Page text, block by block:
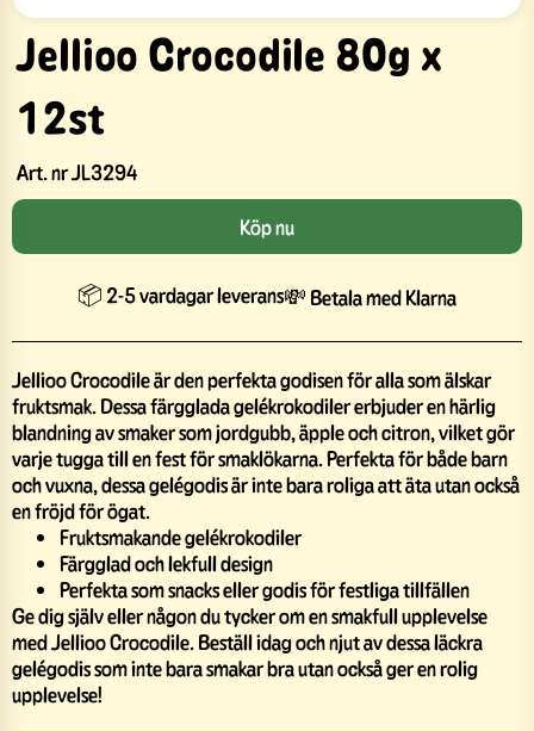
Jellioo Crocodile 80g x
12st
Art. nrJL3294
Köp nu
📦 2-5 vardagar leverans💸 Betala med Klarna
Jellioo Crocodile är den perfekta godisen för alla som älskar
fruktsmak. Dessa färgglada gelékrokodiler erbjuder en härlig
blandning av smaker som jordgubb, äpple och citron, vilket gör
varje tugga till en fest för smaklökarna. Perfekta för både barn
och vuxna, dessa gelégodis är inte bara roliga att äta utan också
en fröjd för ögat.
Fruktsmakande gelékrokodiler
Färgglad och lekfull design
Perfekta som snacks eller godis för festliga tillfällen
Ge dig själv eller någon du tycker om en smakfull upplevelse
med Jellioo Crocodile. Beställ idag och njut av dessa läckra
gelégodis som inte bara smakar bra utan också ger en rolig
upplevelse!